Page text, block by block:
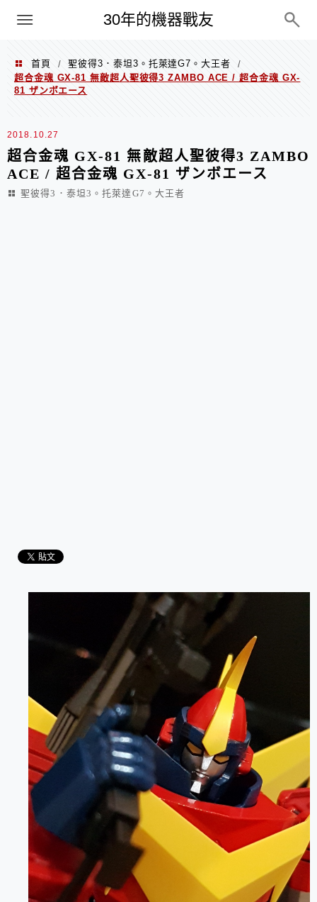
30年的機器戰友
PC
首頁 / 聖彼得3．泰坦3。托萊達G7。大王者
/
超合金魂 GX-81 無敵超人聖彼得3 ZAMBO ACE / 超合金魂 GX-
81 ザンボエース
2018.10.27
超合金魂 GX-81 無敵超人聖彼得3 ZAMBO
ACE / 超合金魂 GX-81 ザンボエース
聖彼得3．泰坦3。托萊達G7。大王者